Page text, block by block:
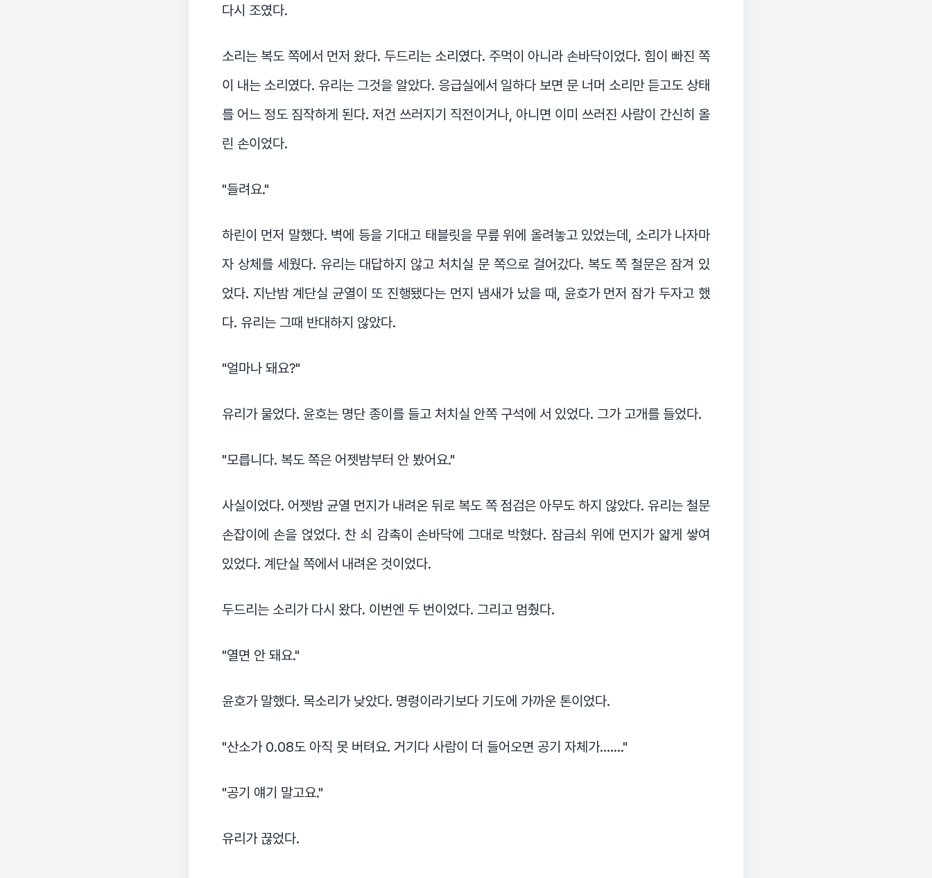
다시 조였다.
소리는 복도 쪽에서 먼저 왔다. 두드리는 소리였다. 주먹이 아니라 손바닥이었다. 힘이 빠진 쪽
이 내는 소리였다. 유리는 그것을 알았다. 응급실에서 일하다 보면 문 너머 소리만 듣고도 상태
를 어느 정도 짐작하게 된다. 저건 쓰러지기 직전이거나, 아니면 이미 쓰러진 사람이 간신히 올
린 손이었다.
"들려요."
하린이 먼저 말했다. 벽에 등을 기대고 태블릿을 무릎 위에 올려놓고 있었는데, 소리가 나자마
자 상체를 세웠다. 유리는 대답하지 않고 처치실 문 쪽으로 걸어갔다. 복도 쪽 철문은 잠겨 있
었다. 지난밤 계단실 균열이 또 진행됐다는 먼지 냄새가 났을 때, 윤호가 먼저 잠가 두자고 했
다. 유리는 그때 반대하지 않았다.
"얼마나 돼요?"
유리가 물었다. 윤호는 명단 종이를 들고 처치실 안쪽 구석에 서 있었다. 그가 고개를 들었다.
"모릅니다. 복도 쪽은 어젯밤부터 안 봤어요."
사실이었다. 어젯밤 균열 먼지가 내려온 뒤로 복도 쪽 점검은 아무도 하지 않았다. 유리는 철문
손잡이에 손을 얹었다. 찬 쇠 감촉이 손바닥에 그대로 박혔다. 잠금쇠 위에 먼지가 얇게 쌓여
있었다. 계단실 쪽에서 내려온 것이었다.
두드리는 소리가 다시 왔다. 이번엔 두 번이었다. 그리고 멈췄다.
"열면 안 돼요."
윤호가 말했다. 목소리가 낮았다. 명령이라기보다 기도에 가까운 톤이었다.
"산소가 0.08도 아직 못 버텨요. 거기다 사람이 더 들어오면 공기 자체가……."
"공기 얘기 말고요."
유리가 끊었다.